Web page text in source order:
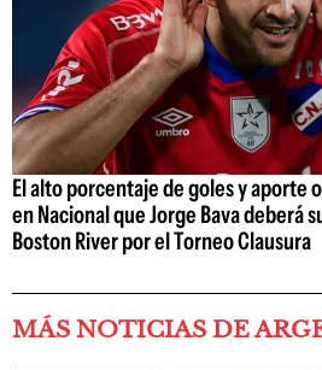
El alto porcentaje de goles y aporte
en Nacional que Jorge Bava deberá
Boston River por el Torneo Clausura
MÁS NOTICIAS DE